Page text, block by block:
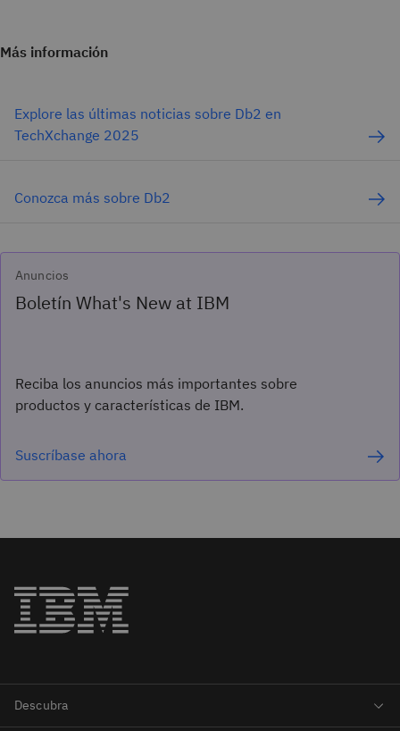
Más información
Explore las últimas noticias sobre Db2 en
TechXchange 2025
Conozca más sobre Db2
Anuncios
Boletín What's New at IBM
Reciba los anuncios más importantes sobre
productos y características de IBM.
Suscríbase ahora